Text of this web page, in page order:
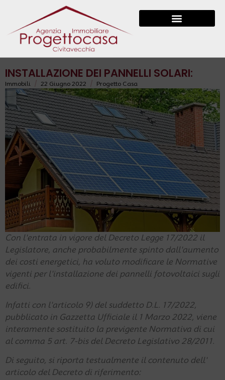
INSTALLAZIONE DEI PANNELLI SOLARI:
Immobili 22 Giugno 2022 Progetto Casa
Con l'entrata in vigore del Decreto Legge 17/2022 il
Legislatore, anche probabilmente spinto dall'aumento
dei costi energetici, ha voluto modificare le Normative
vigenti per l'installazione dei pannelli fotovoltaici sugli
edifici.
Infatti con l'articolo 9) del suddetto D.L. 17/2022,
pubblicato in Gazzetta Ufficiale il 1 Marzo 2022, viene
interamente sostituito la previgente Normativa di cui
al comma 5 art. 7-bis del Decreto Legislativo 28/2011.
Di seguito, si riporta testualmente il contenuto dell'
articolo del Decreto di riferimento: